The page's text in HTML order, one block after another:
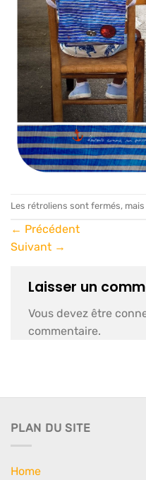
Les rétroliens sont fermés,
← Précédent
Suivant →
Laisser un
Vous devez être
commentaire.
PLAN DU SITE
Home